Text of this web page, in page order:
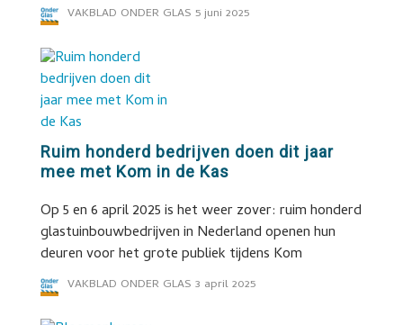
VAKBLAD ONDER GLAS 5 juni 2025
Ruim honderd bedrijven doen dit jaar
mee met Kom in de Kas
Op 5 en 6 april 2025 is het weer zover: ruim honderd
glastuinbouwbedrijven in Nederland openen hun
deuren voor het grote publiek tijdens Kom
VAKBLAD ONDER GLAS 3 april 2025